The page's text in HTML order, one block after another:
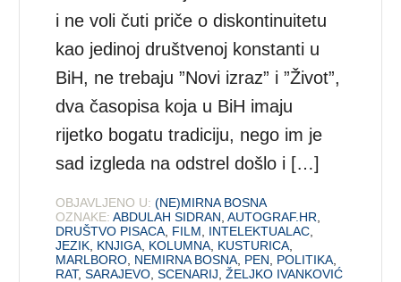
i ne voli čuti priče o diskontinuitetu
kao jedinoj društvenoj konstanti u
BiH, ne trebaju ”Novi izraz” i ”Život”,
dva časopisa koja u BiH imaju
rijetko bogatu tradiciju, nego im je
sad izgleda na odstrel došlo i […]
OBJAVLJENO U: (NE)MIRNA BOSNA
OZNAKE: ABDULAH SIDRAN ,AUTOGRAF.HR
DRUŠTVO PISACA FILM INTELEKTUALAC
JEZIK KNJIGA KOLUMNA KUSTURICA
MARLBORO NEMIRNA BOSNA PEN POLITIKA
RAT,SARAJEVO ,SCENARIJ ,ŽELJKO IVANKOVIĆ